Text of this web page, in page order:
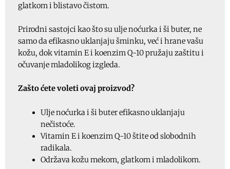
glatkom i blistavo čistom.
Prirodni sastojci kao što su ulje noćurka i ši buter, ne
samo da efikasno uklanjaju šminku, već i hrane vašu
kožu, dok vitamin E i koenzim Q-10 pružaju zaštitu i
očuvanje mladolikog izgleda.
Zašto ćete voleti ovaj proizvod?
Ulje noćurka i ši buter efikasno uklanjaju
nečistoće.
Vitamin E i koenzim Q-10 štite od slobodnih
radikala.
Održava kožu mekom, glatkom i mladolikom.